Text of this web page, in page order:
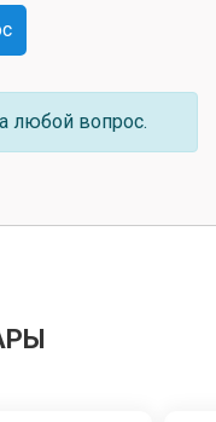
любой вопрос.